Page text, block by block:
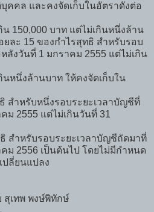
คคล และคงจัดเก็บในอัตราดังต่อ
น 150,000 บาท แต่ไม่เกินหนึ่งล้าน
ยละ 15 ของกำไรสุทธิ สำหรับรอบ
ลังวันที่ 1 มกราคม 2555 แต่ไม่เกิน
นหนึ่งล้านบาท ให้คงจัดเก็บใน
สำหรับหนึ่งรอบระยะเวลาบัญชีที่
ม 2555 แต่ไม่เกินวันที่ 31
สำหรับรอบระยะเวลาบัญชีถัดมาที่
ม 2556 เป็นต้นไป โดยไม่มีกำหนด
ปลี่ยนแปลง
สุเทพ พงษ์พิทักษ์